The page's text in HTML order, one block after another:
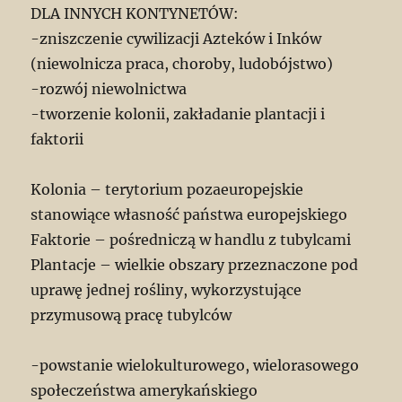
DLA INNYCH KONTYNETÓW:
-zniszczenie cywilizacji Azteków i Inków
(niewolnicza praca, choroby, ludobójstwo)
-rozwój niewolnictwa
-tworzenie kolonii, zakładanie plantacji i
faktorii
Kolonia – terytorium pozaeuropejskie
stanowiące własność państwa europejskiego
Faktorie – pośredniczą w handlu z tubylcami
Plantacje – wielkie obszary przeznaczone pod
uprawę jednej rośliny, wykorzystujące
przymusową pracę tubylców
-powstanie wielokulturowego, wielorasowego
społeczeństwa amerykańskiego